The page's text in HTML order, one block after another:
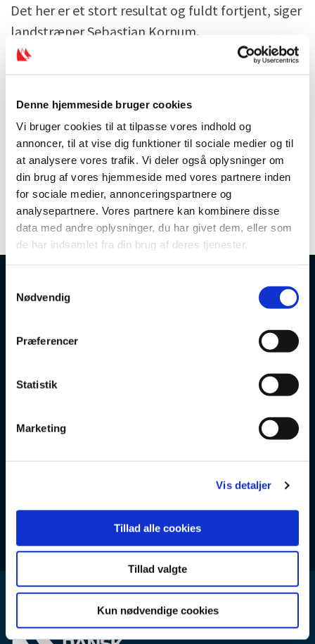
Denne hjemmeside bruger cookies
Vi bruger cookies til at tilpasse vores indhold og
annoncer, til at vise dig funktioner til sociale medier og til
at analysere vores trafik. Vi deler også oplysninger om
din brug af vores hjemmeside med vores partnere inden
for sociale medier, annonceringspartnere og
analysepartnere. Vores partnere kan kombinere disse
data med andre oplysninger, du har givet dem, eller som
de har indsamlet fra din brug af deres tjenester.
Nødvendig
Præferencer
Statistik
Marketing
Vis detaljer
Tillad alle cookies
Tillad valgte
Kun nødvendige cookies
Det her er et stort resultat og fuldt fortjent, siger
landstræner Sebastian Kornum.
EM-sølvet er samtidig endnu et stærkt
giver et vigtigt rygstød frem mod sæsonens
kommende mesterskaber.